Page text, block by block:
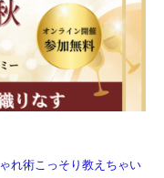
れ術こっそり教えちゃい